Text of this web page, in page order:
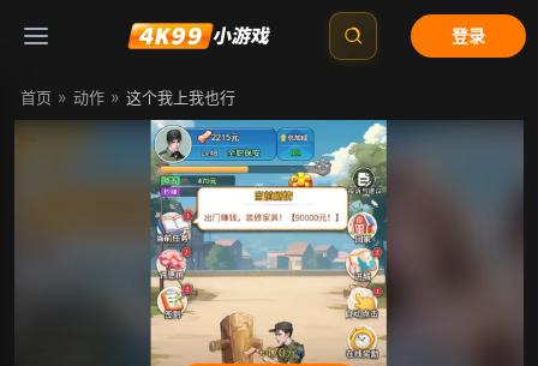
登录
首页 » 动作 » 这个我上我也行